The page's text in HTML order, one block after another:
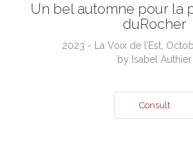
Un bel automne pour la
duRocher
2023 - La Voix de l’Est,
by Isabel Authier
Consult